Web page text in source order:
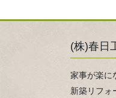
(株)春日
家事が楽
新築リフォ